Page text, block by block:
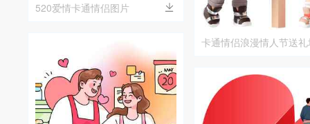
520爱情卡通情侣图片
卡通情侣浪漫情人节送